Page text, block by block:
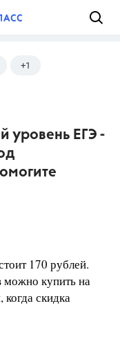
+1
уровень ЕГЭ -
170 рублей.
можно купить на
скидка